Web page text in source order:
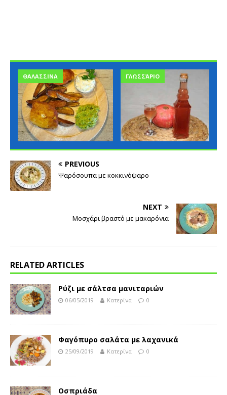
ΘΑΛΑΣΣΙΝΑ ΓΛΩΣΣΆΡΙΟ
PREVIOUS
Ψαρόσουπα με κοκκινόψαρο
NEXT
Μοσχάρι βραστό με μακαρόνια
RELATED ARTICLES
Ρύζι με σάλτσα μανιταριών
06/05/2019 Κατερίνα 0
Φαγόπυρο σαλάτα με λαχανικά
25/09/2019 Κατερίνα 0
Οσπριάδα